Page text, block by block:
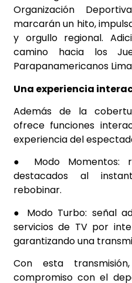
Organización
marcarán un hito,
y orgullo regional.
camino hacia los
Parapanamericanos
Una experiencia
Además de la
ofrece funciones
experiencia del
● Modo Momentos:
destacados al
rebobinar.
● Modo Turbo: señal
servicios de TV por
garantizando una
Con esta
compromiso con el